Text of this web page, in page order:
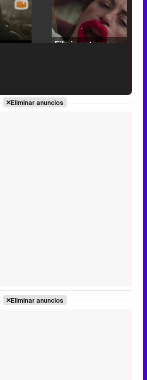
Unmute /
'120 Minutos' celebra sus 2.000 programas en Telemadrid con un vídeo del día a día en la redacción
Eliminar anuncios
Eliminar anuncios